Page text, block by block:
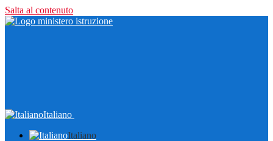
Salta al contenuto
Italiano
Italiano